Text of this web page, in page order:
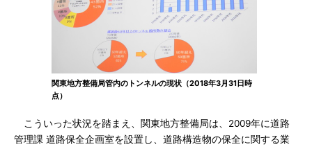
関東地方整備局管内のトンネルの現状（2018年3月31日時
点）
こういった状況を踏まえ、関東地方整備局は、2009年に道路
管理課 道路保全企画室を設置し、道路構造物の保全に関する業